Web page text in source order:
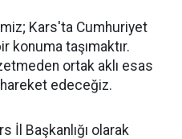
Kars'ta Cumhuriyet
konuma taşımaktır.
ortak aklı esas
hareket edeceğiz.
İl Başkanlığı olarak